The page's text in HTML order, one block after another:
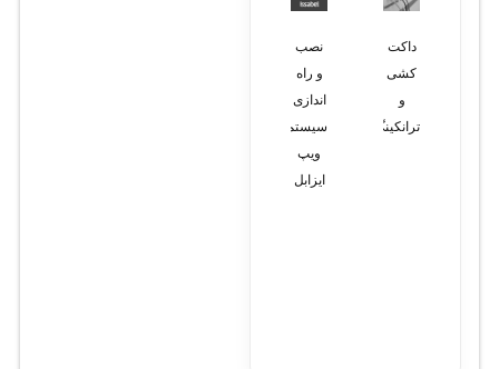
داکت
کشی
و
ترانکینگ
نصب
و راه
اندازی
سیستم
ویپ
ایزابل